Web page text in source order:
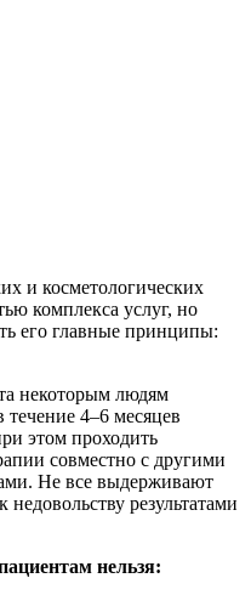
и косметологических
комплекса услуг, но
его главные принципы:
некоторым людям
4–6 месяцев
этом проходить
совместно с другими
Не все выдерживают
результатами
нельзя: